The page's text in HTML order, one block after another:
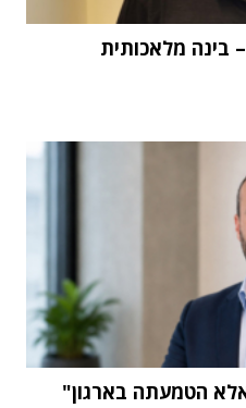
"העתיד הוא Physical AI – בינה מלאכותית